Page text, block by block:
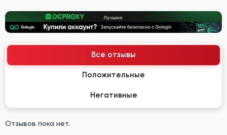
Все отзывы
Положительные
Негативные
Отзывов пока нет.